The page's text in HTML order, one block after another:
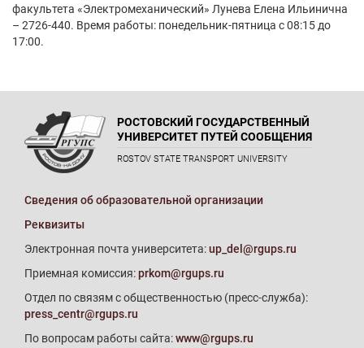
факультета «Электромеханический» Лунева Елена Ильинична
– 2726-440. Время работы: понедельник-пятница с 08:15 до
17:00.
РОСТОВСКИЙ ГОСУДАРСТВЕННЫЙ
УНИВЕРСИТЕТ ПУТЕЙ СООБЩЕНИЯ
ROSTOV STATE TRANSPORT UNIVERSITY
Сведения об образовательной организации
Реквизиты
Электронная почта университета:up_del@rgups.ru
Приемная комиссия:prkom@rgups.ru
Отдел по связям с общественностью (пресс-служба):
press_centr@rgups.ru
По вопросам работы сайта:www@rgups.ru